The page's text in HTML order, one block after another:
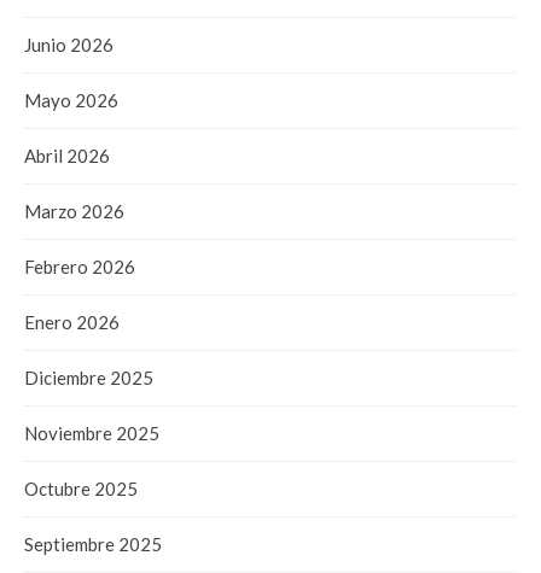
Junio 2026
Mayo 2026
Abril 2026
Marzo 2026
Febrero 2026
Enero 2026
Diciembre 2025
Noviembre 2025
Octubre 2025
Septiembre 2025